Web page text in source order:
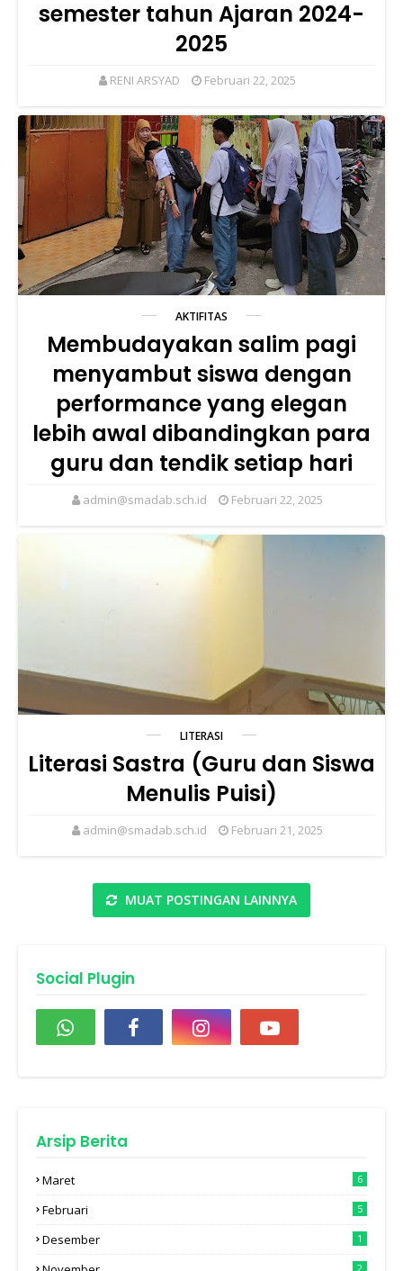
semester tahun Ajaran 2024-
2025
RENI ARSYAD Februari 22, 2025
AKTIFITAS
Membudayakan salim pagi
menyambut siswa dengan
performance yang elegan
lebih awal dibandingkan para
guru dan tendik setiap hari
admin@smadab.sch.id Februari 22, 2025
LITERASI
Literasi Sastra (Guru dan Siswa
Menulis Puisi)
admin@smadab.sch.id Februari 21, 2025
MUAT POSTINGAN LAINNYA
Social Plugin
Arsip Berita
Maret 6
Februari 5
Desember 1
2